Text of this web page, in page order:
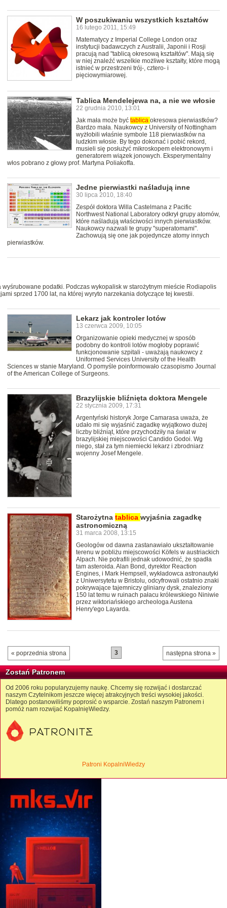
W poszukiwaniu wszystkich kształtów
16 lutego 2011, 15:49
Matematycy z Imperial College London oraz
instytucji badawczych z Australii, Japonii i Rosji
pracują nad "tablicą okresową kształtów". Mają się
w niej znaleźć wszelkie możliwe kształty, które mogą
istnieć w przestrzeni trój-, cztero- i
pięciowymiarowej.
Tablica Mendelejewa na, a nie we włosie
22 grudnia 2010, 13:01
Jak mała może być tablica okresowa pierwiastków?
Bardzo mała. Naukowcy z University of Nottingham
wyżłobili właśnie symbole 118 pierwiastków na
ludzkim włosie. By tego dokonać i pobić rekord,
musieli się posłużyć mikroskopem elektronowym i
generatorem wiązek jonowych. Eksperymentalny
włos pobrano z głowy prof. Martyna Poliakoffa.
Jedne pierwiastki naśladują inne
30 lipca 2010, 18:40
Zespół doktora Willa Castelmana z Pacific
Northwest National Laboratory odkrył grupy atomów,
które naśladują właściwości innych pierwiastków.
Naukowcy nazwali te grupy "superatomami".
Zachowują się one jak pojedyncze atomy innych
pierwiastków.
podatki. Podczas wykopalisk w starożytnym mieście Rodiapolis
sprzed 1700 lat, na której wyryto narzekania dotyczące tej kwestii.
Lekarz jak kontroler lotów
13 czerwca 2009, 10:05
Organizowanie opieki medycznej w sposób
podobny do kontroli lotów mogłoby poprawić
funkcjonowanie szpitali - uważają naukowcy z
Uniformed Services University of the Health
Sciences w stanie Maryland. O pomyśle poinformowało czasopismo Journal
of the American College of Surgeons.
Brazylijskie bliźnięta doktora Mengele
22 stycznia 2009, 17:31
Argentyński historyk Jorge Camarasa uważa, że
udało mi się wyjaśnić zagadkę wyjątkowo dużej
liczby bliźniąt, które przychodziły na świat w
brazylijskiej miejscowości Candido Godoi. Wg
niego, stał za tym niemiecki lekarz i zbrodniarz
wojenny Josef Mengele.
Starożytna tablica wyjaśnia zagadkę
astronomiczną
31 marca 2008, 13:15
Geologów od dawna zastanawiało ukształtowanie
terenu w pobliżu miejscowości Köfels w austriackich
Alpach. Nie potrafili jednak udowodnić, że spadła
tam asteroida. Alan Bond, dyrektor Reaction
Engines, i Mark Hempsell, wykładowca astronautyki
z Uniwersytetu w Bristolu, odcyfrowali ostatnio znaki
pokrywające tajemniczy gliniany dysk, znaleziony
150 lat temu w ruinach pałacu królewskiego Niniwie
przez wiktoriańskiego archeologa Austena
Henry'ego Layarda.
« poprzednia strona następna strona »
3
Zostań Patronem
Od 2006 roku popularyzujemy naukę. Chcemy się rozwijać i dostarczać
naszym Czytelnikom jeszcze więcej atrakcyjnych treści wysokiej jakości.
Dlatego postanowiliśmy poprosić o wsparcie. Zostań naszym Patronem i
pomóż nam rozwijać KopalnięWiedzy.
Patroni KopalniWiedzy